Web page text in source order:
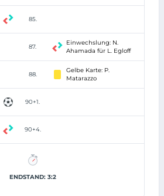
85.
87.
Einwechslung: N.
Ahamada für L. Egloff
88.
Gelbe Karte: P.
Matarazzo
90+1.
90+4.
ENDSTAND: 3:2